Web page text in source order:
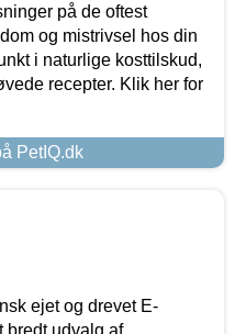
på de oftest
og mistrivsel hos din
i naturlige kosttilskud,
recepter. Klik her for
PetIQ.dk
ejet og drevet E-
udvalg af